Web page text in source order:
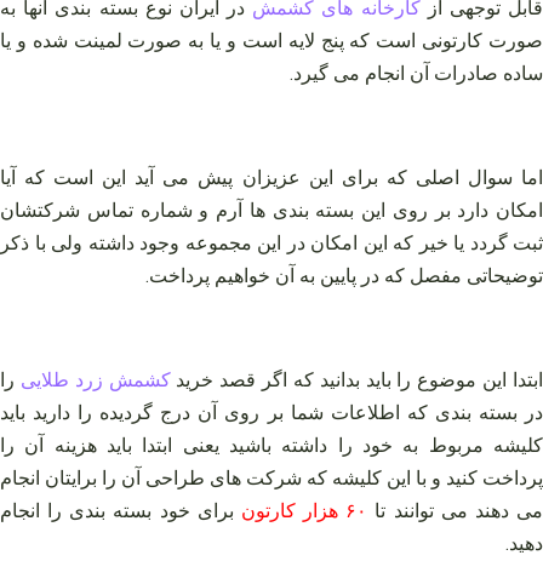
قابل توجهی ازکارخانه های کشمش در ایران نوع بسته بندی آنها به
صورت کارتونی است که پنج لایه است و یا به صورت لمینت شده و یا
ساده صادرات آن انجام می گیرد.
اما سوال اصلی که برای این عزیزان پیش می‌ آید این است که آیا
امکان دارد بر روی این بسته بندی ها آرم و شماره تماس شرکتشان
ثبت گردد یا خیر که این امکان در این مجموعه وجود داشته ولی با ذکر
توضیحاتی مفصل که در پایین به آن خواهیم پرداخت.
ابتدا این موضوع را باید بدانید که اگر قصد خریدکشمش زرد طلایی را
در بسته بندی که اطلاعات شما بر روی آن درج گردیده را دارید باید
کلیشه مربوط به خود را داشته باشید یعنی ابتدا باید هزینه آن را
پرداخت کنید و با این کلیشه که شرکت های طراحی آن را برایتان انجام
می دهند می توانند تا ۶۰ هزار کارتون
برای خود بسته بندی را انجام
دهید.